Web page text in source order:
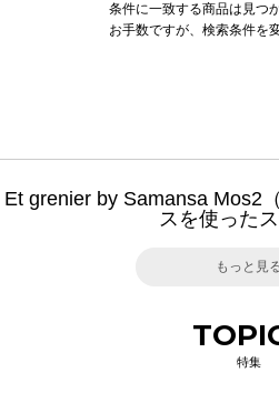
条件に一致する商品は見つ
お手数ですが、検索条件を
Et grenier by Samansa Mos2
スを使った
もっと見
特集